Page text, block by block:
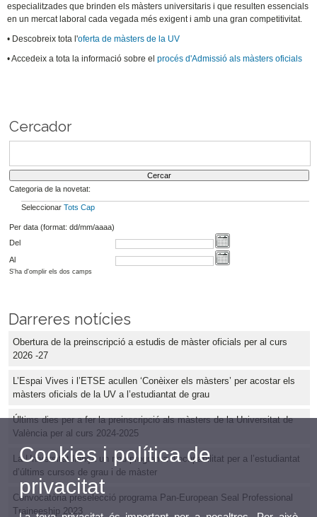
especialitzades que brinden els màsters universitaris i que resulten essencials
en un mercat laboral cada vegada més exigent i amb una gran competitivitat.
• Descobreix tota l'oferta de màsters de la UV
• Accedeix a tota la informació sobre elprocés d'Admissió als màsters oficials
Cercador
Categoria de la novetat:
Seleccionar Tots Cap
Per data (format: dd/mm/aaaa)
Del
Al
S'ha d'omplir els dos camps
Darreres notícies
Obertura de la preinscripció a estudis de màster oficials per al curs
2026 -27
L’Espai Vives i l’ETSE acullen ‘Conèixer els màsters’ per acostar els
màsters oficials de la UV a l’estudiantat de grau
Últims dies per a fer la preinscripció als màsters de la Universitat de
València per al curs 2024-2025
La Universitat llança un nou programa d’ocupabilitat per a l’estudiantat
d’últims cursos de grau i de màster
Convocatòria preselecció programa Pan-European Seal Professional
Traineeship 2023
Cookies i política de
privacitat